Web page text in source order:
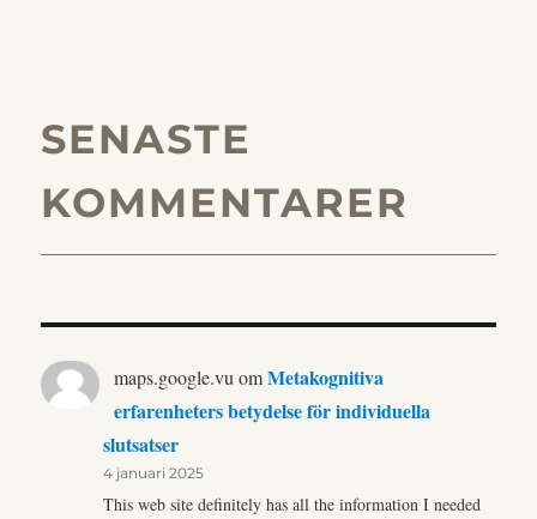
SENASTE
KOMMENTARER
maps.google.vu omMetakognitiva
erfarenheters betydelse för individuella
slutsatser
4 januari 2025
This web site definitely has all the information I needed